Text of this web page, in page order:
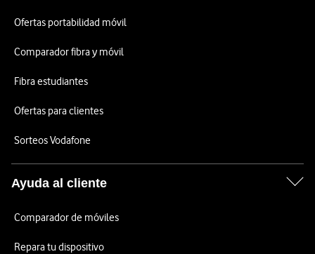
Ofertas portabilidad móvil
Comparador fibra y móvil
Fibra estudiantes
Ofertas para clientes
Sorteos Vodafone
Ayuda al cliente
Comparador de móviles
Repara tu dispositivo